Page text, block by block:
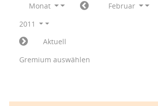
Monat
Februar
2011
Aktuell
Gremium auswählen